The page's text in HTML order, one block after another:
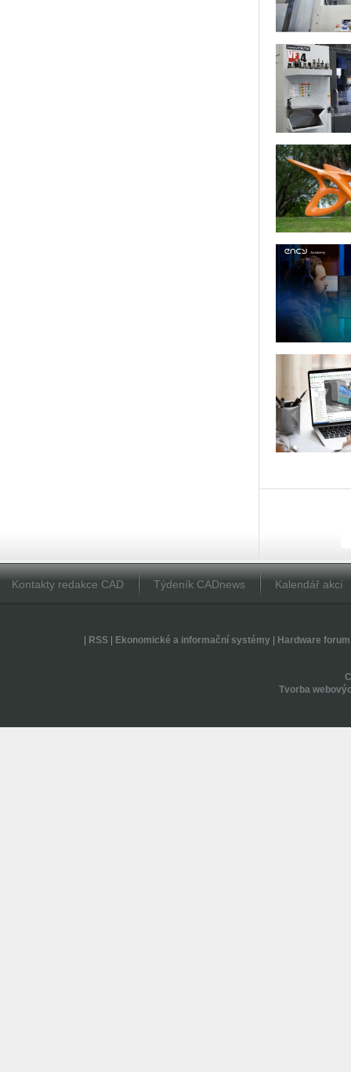
Kontakty redakce CAD Týdeník CADnews Kalendář akcí
RSS| Ekonomické a informační systémy| Hardware forum
Tvorba